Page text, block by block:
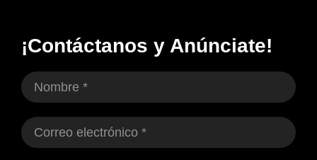
¡Contáctanos y Anúnciate!